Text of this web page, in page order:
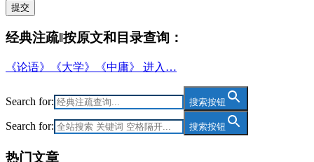
提交
经典注疏‖按原文和目录查询：
《论语》《大学》《中庸》 进入…
Search for: 搜索按钮
Search for: 搜索按钮
热门文章